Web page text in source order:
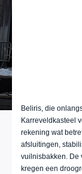
Beliris, die
Karreveldkasteel
rekening wat
afsluitingen,
vuilnisbakken. De
kregen een